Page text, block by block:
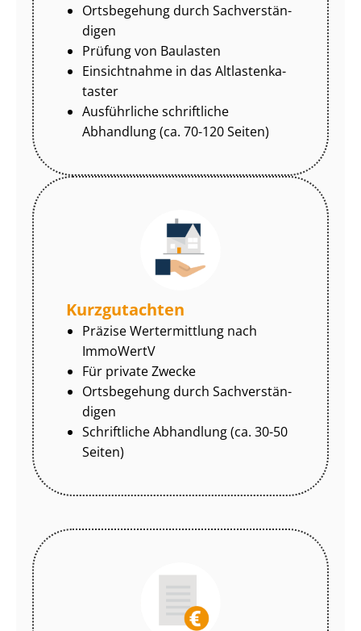
Ortsbegehung durch Sach­ver­stän­
di­gen
Prüfung von Baulasten
Einsichtnahme in das Alt­las­ten­ka­
tas­ter
Ausführliche schriftliche
Abhandlung (ca. 70-120 Seiten)
Kurzgutachten
Präzise Wertermittlung nach
ImmoWertV
Für private Zwecke
Ortsbegehung durch Sach­ver­stän­
di­gen
Schriftliche Abhandlung (ca. 30-50
Seiten)